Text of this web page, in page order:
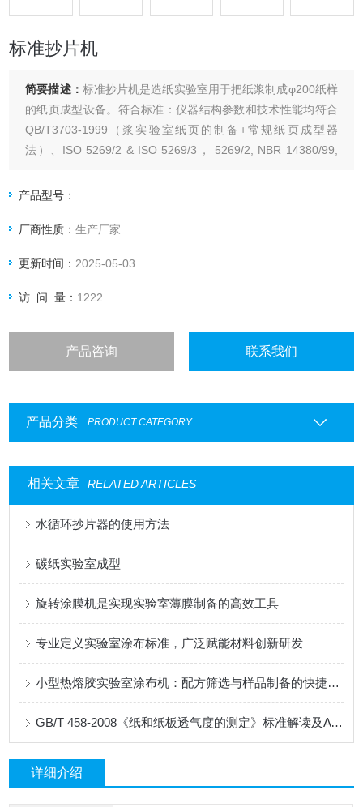
标准抄片机
简要描述： 标准抄片机是造纸实验室用于把纸浆制成φ200纸样
的纸页成型设备。符合标准：仪器结构参数和技术性能均符合
QB/T3703-1999（浆实验室纸页的制备+常规纸页成型器
法）、ISO 5269/2 & ISO 5269/3， 5269/2, NBR 14380/99,
产品型号：
厂商性质：生产厂家
更新时间： 2025-05-03
访 问 量： 1222
产品咨询 联系我们
产品分类 PRODUCT CATEGORY
相关文章 RELATED ARTICLES
水循环抄片器的使用方法
碳纸实验室成型
旋转涂膜机是实现实验室薄膜制备的高效工具
专业定义实验室涂布标准，广泛赋能材料创新研发
小型热熔胶实验室涂布机：配方筛选与样品制备的快捷工具
GB/T 458-2008《纸和纸板透气度的测定》标准解读及AT-TQ-11测试仪应用
详细介绍